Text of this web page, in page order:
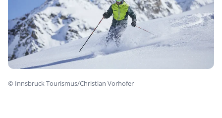
© Innsbruck Tourismus/Christian Vorhofer